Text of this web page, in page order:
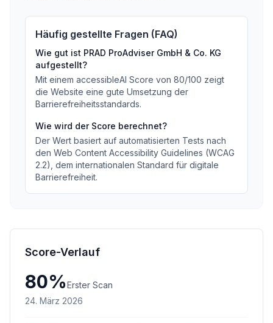
Häufig gestellte Fragen (FAQ)
Wie gut ist PRAD ProAdviser GmbH & Co. KG
aufgestellt?
Mit einem accessibleAI Score von 80/100 zeigt
die Website eine gute Umsetzung der
Barrierefreiheitsstandards.
Wie wird der Score berechnet?
Der Wert basiert auf automatisierten Tests nach
den Web Content Accessibility Guidelines (WCAG
2.2), dem internationalen Standard für digitale
Barrierefreiheit.
Score-Verlauf
80%Erster Scan
24. März 2026